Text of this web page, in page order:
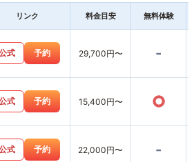
リンク 料金目安 無料体験
式 予約 29,700円〜 -
式 予約 15,400円〜 ○
式 予約 22,000円〜 -